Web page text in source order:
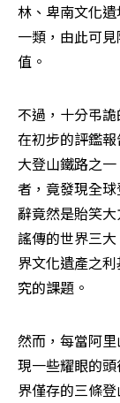
林、卑南文化
一類，由此可
值。
不過，十分弔
在初步的評鑑
大登山鐵路之
者，竟發現全
辭竟然是貽笑
謠傳的世界三
界文化遺產之
究的課題。
然而，每當阿
現一些耀眼的
界僅存的三條